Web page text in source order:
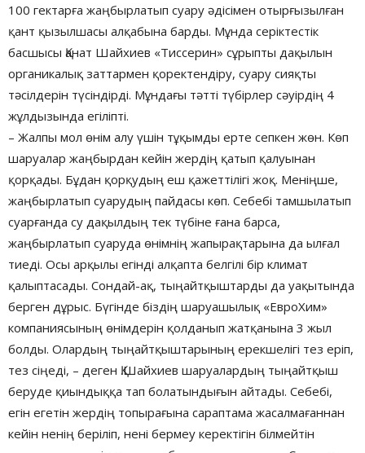
100 гектарға жаңбырлатып суару әдісімен отырғызылған
қант қызылшасы алқабына барды. Мұнда серіктестік
басшысы Қанат Шайхиев «Тиссерин» сұрыпты дақылын
органикалық заттармен қоректендіру, суару сияқты
тәсілдерін түсіндірді. Мұндағы тәтті түбірлер сәуірдің 4
жұлдызында егіліпті.
– Жалпы мол өнім алу үшін тұқымды ерте сепкен жөн. Көп
шаруалар жаңбырдан кейін жердің қатып қалуынан
қорқады. Бұдан қорқудың еш қажеттілігі жоқ. Меніңше,
жаңбырлатып суарудың пайдасы көп. Себебі тамшылатып
суарғанда су дақылдың тек түбіне ғана барса,
жаңбырлатып суаруда өнімнің жапырақтарына да ылғал
тиеді. Осы арқылы егінді алқапта белгілі бір климат
қалыптасады. Сондай-ақ, тыңайтқыштарды да уақытында
берген дұрыс. Бүгінде біздің шаруашылық «ЕвроХим»
компаниясының өнімдерін қолданып жатқанына 3 жыл
болды. Олардың тыңайтқыштарының ерекшелігі тез еріп,
тез сіңеді, – деген Қ.Шайхиев шаруалардың тыңайтқыш
беруде қиындыққа тап болатындығын айтады. Себебі,
егін егетін жердің топырағына сараптама жасалмағаннан
кейін ненің беріліп, нені бермеу керектігін білмейтін